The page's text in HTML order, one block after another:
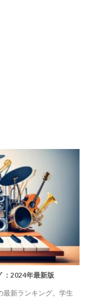
：2024年最新版
最新ランキング。学生